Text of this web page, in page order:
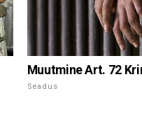
Muutmine Art. 72
Seadus